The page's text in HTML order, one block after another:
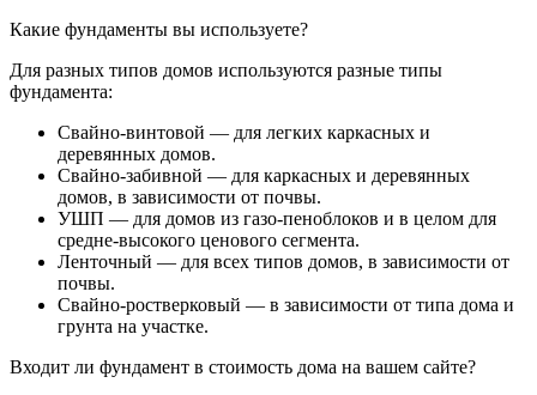
Какие фундаменты вы используете?
Для разных типов домов используются разные типы
фундамента:
Свайно-винтовой — для легких каркасных и
деревянных домов.
Свайно-забивной — для каркасных и деревянных
домов, в зависимости от почвы.
УШП — для домов из газо-пеноблоков и в целом для
средне-высокого ценового сегмента.
Ленточный — для всех типов домов, в зависимости от
почвы.
Свайно-ростверковый — в зависимости от типа дома и
грунта на участке.
Входит ли фундамент в стоимость дома на вашем сайте?